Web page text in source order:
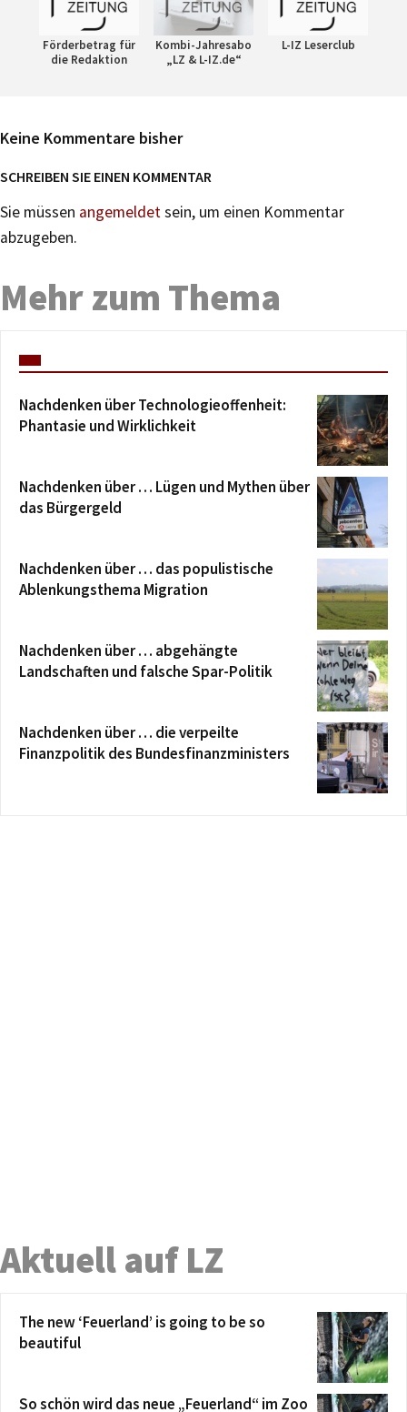
Förderbetrag für
die Redaktion
Kombi-Jahresabo
„LZ & L-IZ.de“
L-IZ Leserclub
Keine Kommentare bisher
SCHREIBEN SIE EINEN KOMMENTAR
Sie müssen angemeldetsein, um einen Kommentar
abzugeben.
Mehr zum Thema
Nachdenken über Technologieoffenheit:
Phantasie und Wirklichkeit
Nachdenken über … Lügen und Mythen über
das Bürgergeld
Nachdenken über … das populistische
Ablenkungsthema Migration
Nachdenken über … abgehängte
Landschaften und falsche Spar-Politik
Nachdenken über … die verpeilte
Finanzpolitik des Bundesfinanzministers
Aktuell auf LZ
The new ‘Feuerland’ is going to be so
beautiful
So schön wird das neue „Feuerland“ im Zoo